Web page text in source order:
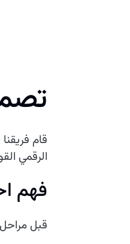
قام
الرقمي
فهم
قبل